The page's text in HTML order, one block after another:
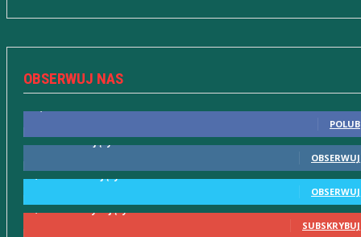
OBSERWUJ NAS
POLUB
615 Obserwujący
OBSERWUJ
2,580 Obserwujący
OBSERWUJ
2,230 Subskrybujący
SUBSKRYBUJ